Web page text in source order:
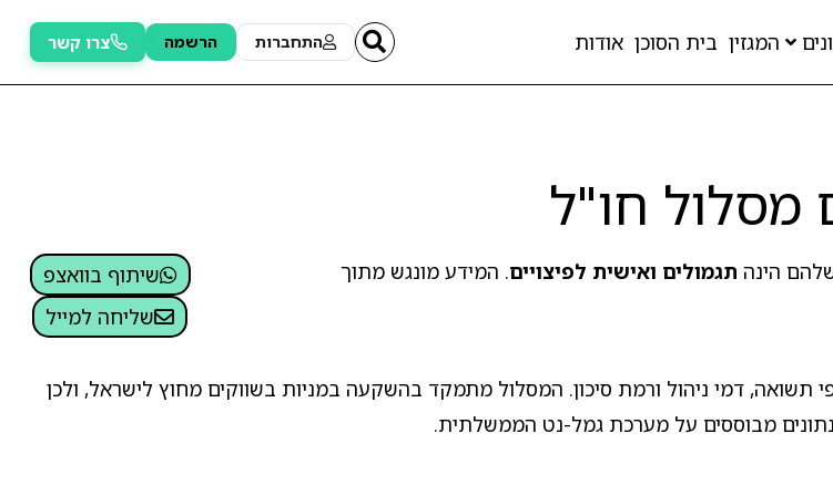
המגזין בית הסוכן אודות התחברות הרשמה צרו קשר
מסלול חו"ל
הינה תגמולים ואישית לפיצויים. המידע מונגש מתוך
שיתוף בוואצפ
שליחה למייל
תשואה, דמי ניהול ורמת סיכון. המסלול מתמקד בהשקעה במניות בשווקים מחוץ לישראל, ולכן
מבוססים על מערכת גמל-נט הממשלתית.